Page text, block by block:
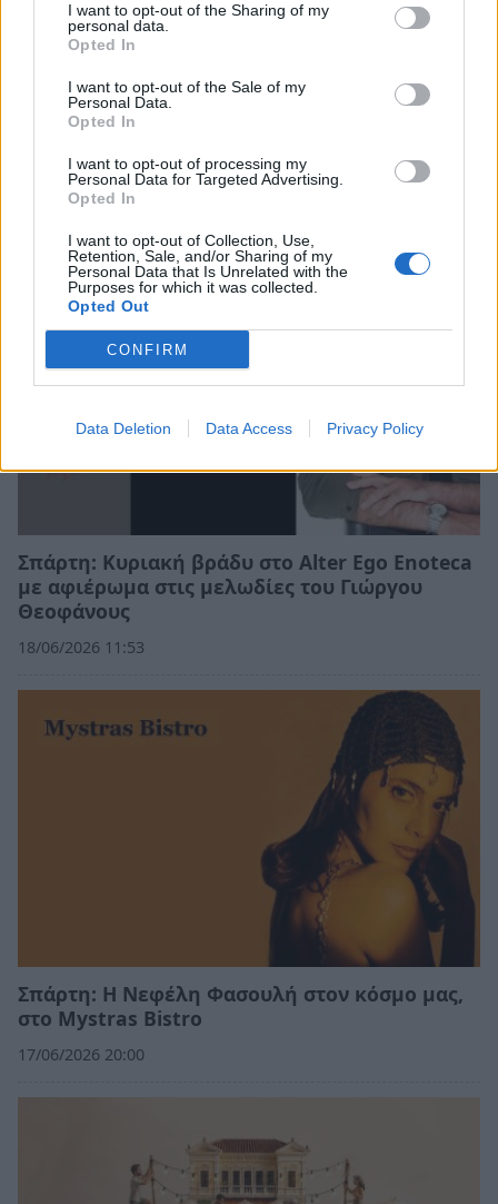
I want to opt-out of the Sharing of my
personal data.
Opted In
I want to opt-out of the Sale of my
Personal Data.
Opted In
I want to opt-out of processing my
Personal Data for Targeted Advertising.
Opted In
I want to opt-out of Collection, Use,
Retention, Sale, and/or Sharing of my
Personal Data that Is Unrelated with the
Purposes for which it was collected.
Opted Out
CONFIRM
Data Deletion Data Access Privacy Policy
Σπάρτη: Οι Hermaphrodite's Child στο Retro
Music Bar
Σπάρτη: Κυριακή βράδυ στο Alter Ego Enoteca
με αφιέρωμα στις μελωδίες του Γιώργου
Θεοφάνους
18/06/2026 11:53
Σπάρτη: Η Νεφέλη Φασουλή στον κόσμο μας,
στο Mystras Bistro
17/06/2026 20:00